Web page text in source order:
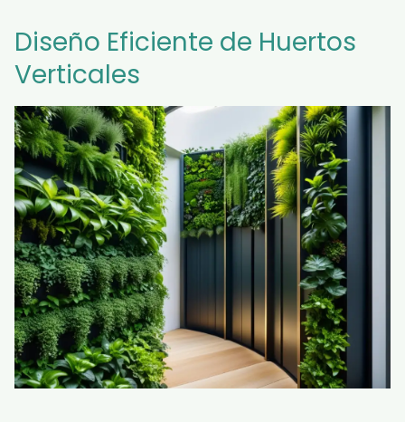
Diseño Eficiente de Huertos
Verticales